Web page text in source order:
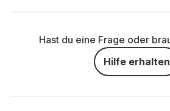
Hast du eine Frage oder
Hilfe erhalten